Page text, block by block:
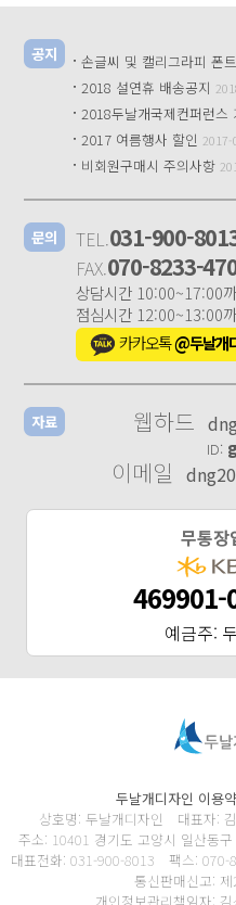
공지 · 손글씨 및 캘리그라피 폰
· 2018 설연휴 배송공지
· 2018두날개국제컨퍼런스
· 2017 여름행사 할인 2017-
· 비회원구매시 주의사항
문의 TEL.031-900-
FAX.070-8233-
상담시간 10:00~17:00
점심시간 12:00~13:00
카카오톡@두날개
자료 웹하드
ID:
이메일
무통장
469901-
예금주:
두날개디자인 이용
상호명: 두날개디자인 대표자:
주소: 10401 경기도 고양시 일산동
대표전화: 031-900-8013 팩스:
통신판매신고: